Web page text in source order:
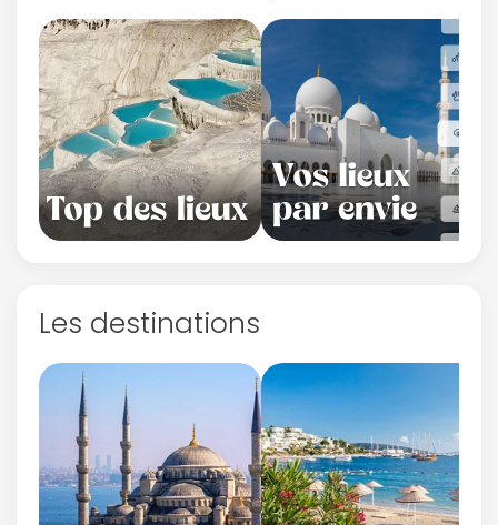
Les destinations